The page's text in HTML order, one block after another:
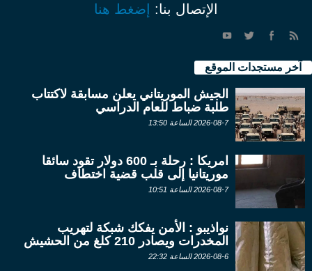
الإتصال بنا: إضغط هنا
آخر مستجدات الموقع
الجيش الموريتاني يعلن مسابقة لاكتتاب
طلبة ضباط للعام الدراسي
2026-08-7 الساعة 13:50
امريكا : رحلة بـ 600 دولار تقود سائقا
موريتانيا إلى قلب قضية اختطاف
2026-08-7 الساعة 10:51
نواذيبو : الأمن يفكك شبكة لتهريب
المخدرات ويصادر 210 كلغ من الحشيش
2026-08-6 الساعة 22:32